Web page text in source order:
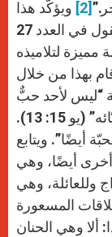
[2]
ويؤكّد هذا
الحبّ الإرشاد الرسوليّ “فرح الحبّ” ويقول في العدد 27
لتلاميذه
بهذا من خلال
“ليس لأحد حبٌّ
أعظم من أن يبذل نفسه في سبيل أحبّائه” (يو 15: 13).
أيضًا”. ويتابع
أيضًا، وهي
وللعائلة، وهي
المسعورة